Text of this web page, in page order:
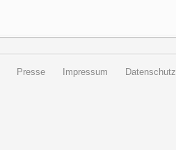
Presse Impressum Datenschutz